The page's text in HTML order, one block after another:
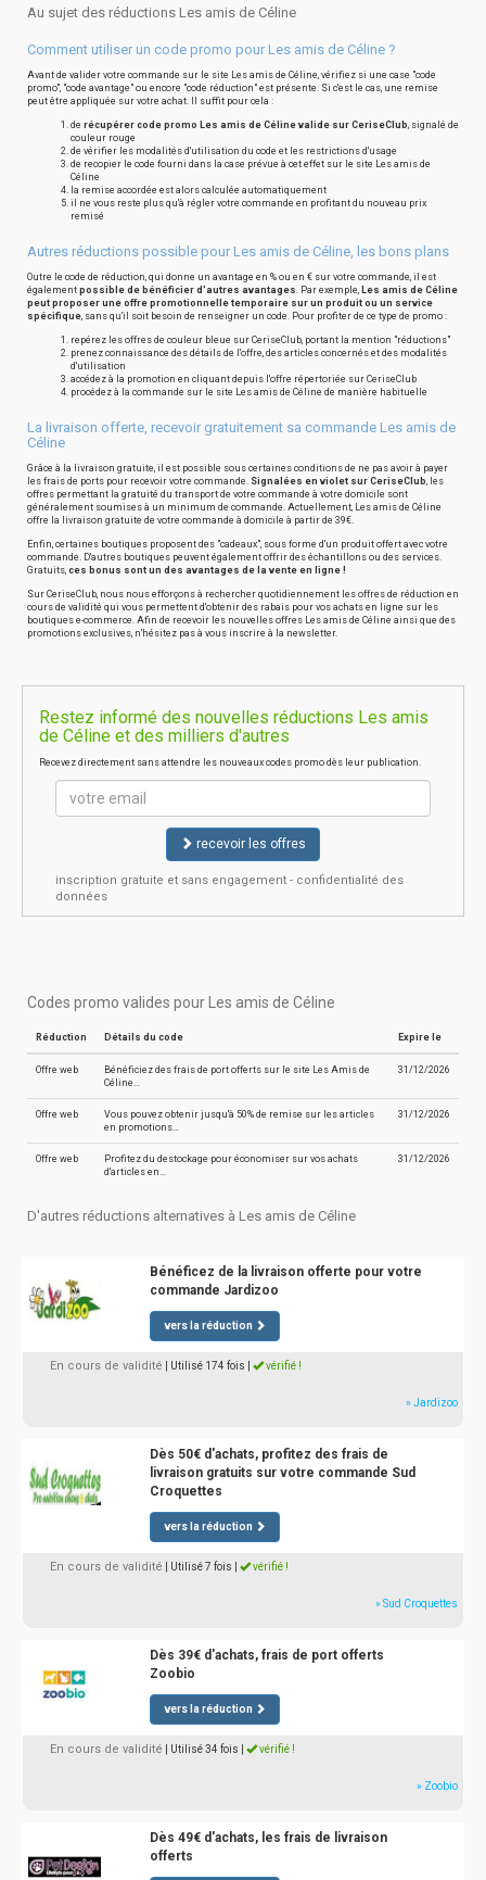
Au sujet des réductions Les amis de Céline
Comment utiliser un code promo pour Les amis de Céline ?
Avant de valider votre commande sur le site Les amis de Céline, vérifiez si une case "code
promo", "code avantage" ou encore "code réduction" est présente. Si c'est le cas, une remise
peut être appliquée sur votre achat. Il suffit pour cela :
de récupérer code promo Les amis de Céline valide sur CeriseClub, signalé de
couleur rouge
de vérifier les modalités d'utilisation du code et les restrictions d'usage
de recopier le code fourni dans la case prévue à cet effet sur le site Les amis de
Céline
la remise accordée est alors calculée automatiquement
il ne vous reste plus qu'à régler votre commande en profitant du nouveau prix
remisé
Autres réductions possible pour Les amis de Céline, les bons plans
Outre le code de réduction, qui donne un avantage en % ou en € sur votre commande, il est
également possible de bénéficier d'autres avantages. Par exemple, Les amis de Céline
peut proposer une offre promotionnelle temporaire sur un produit ou un service
spécifique, sans qu'il soit besoin de renseigner un code. Pour profiter de ce type de promo :
repérez les offres de couleur bleue sur CeriseClub, portant la mention "réductions"
prenez connaissance des détails de l'offre, des articles concernés et des modalités
d'utilisation
accédez à la promotion en cliquant depuis l'offre répertoriée sur CeriseClub
procédez à la commande sur le site Les amis de Céline de manière habituelle
La livraison offerte, recevoir gratuitement sa commande Les amis de
Céline
Grâce à la livraison gratuite, il est possible sous certaines conditions de ne pas avoir à payer
les frais de ports pour recevoir votre commande. Signalées en violet sur CeriseClub, les
offres permettant la gratuité du transport de votre commande à votre domicile sont
généralement soumises à un minimum de commande. Actuellement, Les amis de Céline
offre la livraison gratuite de votre commande à domicile à partir de 39€.
Enfin, certaines boutiques proposent des "cadeaux", sous forme d'un produit offert avec votre
commande. D'autres boutiques peuvent également offrir des échantillons ou des services.
Gratuits, ces bonus sont un des avantages de la vente en ligne !
Sur CeriseClub, nous nous efforçons à rechercher quotidiennement les offres de réduction en
cours de validité qui vous permettent d'obtenir des rabais pour vos achats en ligne sur les
boutiques e-commerce. Afin de recevoir les nouvelles offres Les amis de Céline ainsi que des
promotions exclusives, n'hésitez pas à vous inscrire à la newsletter.
Restez informé des nouvelles réductions Les amis
de Céline et des milliers d'autres
Recevez directement sans attendre les nouveaux codes promo dès leur publication.
recevoir les offres
inscription gratuite et sans engagement - confidentialité des
données
Codes promo valides pour Les amis de Céline
Réduction Détails du code Expire le
Offre web
Bénéficiez des frais de port offerts sur le site Les Amis de
Céline…
31/12/2026
Offre web
Vous pouvez obtenir jusqu'à 50% de remise sur les articles
en promotions…
31/12/2026
Offre web
Profitez du destockage pour économiser sur vos achats
d'articles en…
31/12/2026
D'autres réductions alternatives à Les amis de Céline
Bénéficez de la livraison offerte pour votre
commande Jardizoo
vers la réduction
En cours de validité | Utilisé 174 fois vérifié !
» Jardizoo
Dès 50€ d'achats, profitez des frais de
livraison gratuits sur votre commande Sud
Croquettes
vers la réduction
En cours de validité | Utilisé 7 fois vérifié !
» Sud Croquettes
Dès 39€ d'achats, frais de port offerts
Zoobio
vers la réduction
En cours de validité | Utilisé 34 fois vérifié !
» Zoobio
Dès 49€ d'achats, les frais de livraison
offerts